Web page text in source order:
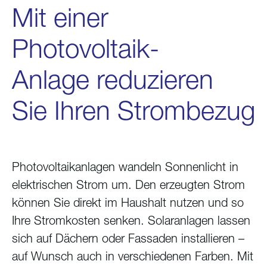
Mit einer
Photovoltaik-
Anlage reduzieren
Sie Ihren Strombezug
Photovoltaikanlagen wandeln Sonnenlicht in
elektrischen Strom um. Den erzeugten Strom
können Sie direkt im Haushalt nutzen und so
Ihre Stromkosten senken. Solaranlagen lassen
sich auf Dächern oder Fassaden installieren –
auf Wunsch auch in verschiedenen Farben. Mit